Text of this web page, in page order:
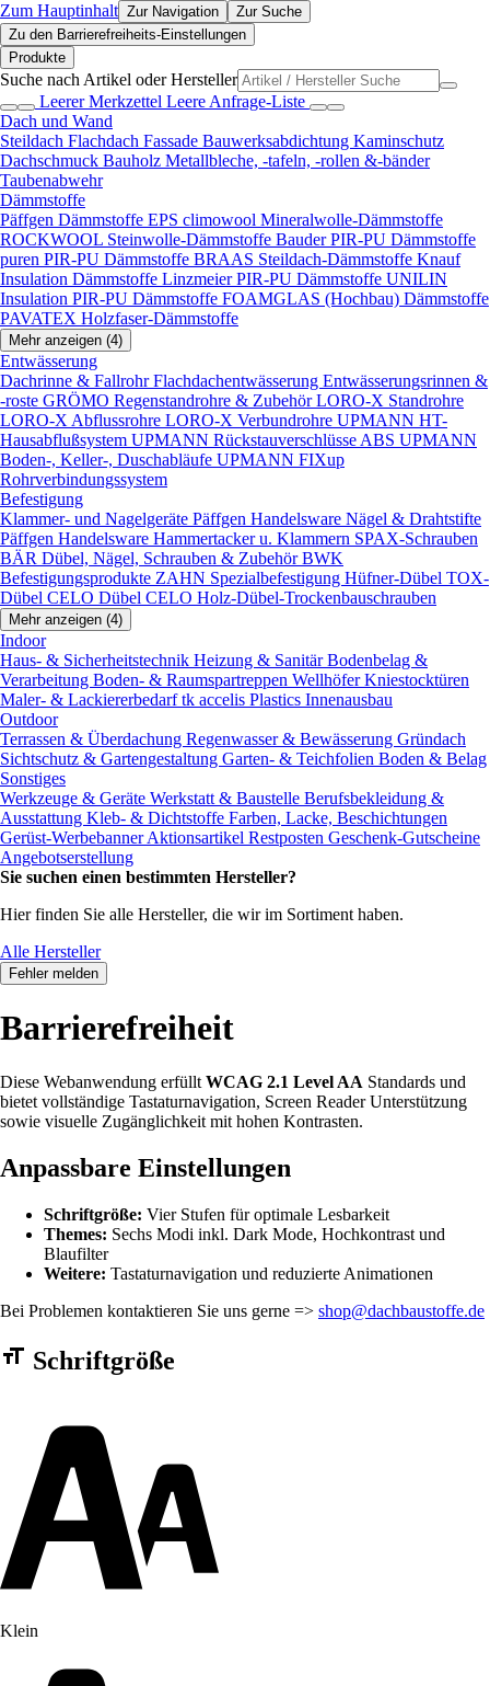
Zum Hauptinhalt Zur Navigation
Zur Suche
Zu den Barrierefreiheits-Einstellungen
Produkte
Suche nach Artikel oder Hersteller
Leerer Merkzettel Leere Anfrage-Liste
Dach und Wand
Steildach Flachdach Fassade Bauwerksabdichtung Kaminschutz
Dachschmuck Bauholz Metallbleche, -tafeln, -rollen &-bänder
Taubenabwehr
Dämmstoffe
Päffgen Dämmstoffe EPS climowool Mineralwolle-Dämmstoffe
ROCKWOOL Steinwolle-Dämmstoffe Bauder PIR-PU Dämmstoffe
puren PIR-PU Dämmstoffe BRAAS Steildach-Dämmstoffe Knauf
Insulation Dämmstoffe Linzmeier PIR-PU Dämmstoffe UNILIN
Insulation PIR-PU Dämmstoffe FOAMGLAS (Hochbau) Dämmstoffe
PAVATEX Holzfaser-Dämmstoffe
Mehr anzeigen (4)
Entwässerung
Dachrinne & FallrohrFlachdachentwässerung Entwässerungsrinnen &
-roste GRÖMO Regenstandrohre & ZubehörLORO-X Standrohre
LORO-X Abflussrohre LORO-X Verbundrohre UPMANN HT-
Hausabflußsystem UPMANN Rückstauverschlüsse ABS UPMANN
Boden-, Keller-, Duschabläufe UPMANN FIXup
Rohrverbindungssystem
Befestigung
Klammer- und Nagelgeräte Päffgen Handelsware Nägel & Drahtstifte
Päffgen Handelsware Hammertacker u. Klammern SPAX-Schrauben
BÄR Dübel, Nägel, Schrauben & ZubehörBWK
Befestigungsprodukte ZAHN Spezialbefestigung Hüfner-Dübel TOX-
Dübel CELO Dübel CELO Holz-Dübel-Trockenbauschrauben
Mehr anzeigen (4)
Indoor
Haus- & Sicherheitstechnik Heizung & SanitärBodenbelag &
Verarbeitung Boden- & Raumspartreppen Wellhöfer Kniestocktüren
Maler- & Lackiererbedarftk accelis Plastics Innenausbau
Outdoor
Terrassen & Überdachung Regenwasser & Bewässerung Gründach
Sichtschutz & Gartengestaltung Garten- & Teichfolien Boden & Belag
Sonstiges
Werkzeuge & Geräte Werkstatt & Baustelle Berufsbekleidung &
Ausstattung Kleb- & Dichtstoffe Farben, Lacke, Beschichtungen
Gerüst-WerbebannerAktionsartikel Restposten Geschenk-Gutscheine
Angebotserstellung
Sie suchen einen bestimmten Hersteller?
Hier finden Sie alle Hersteller, die wir im Sortiment haben.
Alle Hersteller
Fehler melden
Barrierefreiheit
Diese Webanwendung erfüllt WCAG 2.1 Level AA Standards und
bietet vollständige Tastaturnavigation, Screen Reader Unterstützung
sowie visuelle Zugänglichkeit mit hohen Kontrasten.
Anpassbare Einstellungen
Schriftgröße: Vier Stufen für optimale Lesbarkeit
Themes: Sechs Modi inkl. Dark Mode, Hochkontrast und
Blaufilter
Weitere: Tastaturnavigation und reduzierte Animationen
Bei Problemen kontaktieren Sie uns gerne => shop@dachbaustoffe.de
Barrierefreiheit Einstellungen Formular
Schriftgröße
Klein